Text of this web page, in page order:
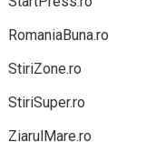
RomaniaBuna.ro
StiriZone.ro
StiriSuper.ro
ZiarulMare.ro